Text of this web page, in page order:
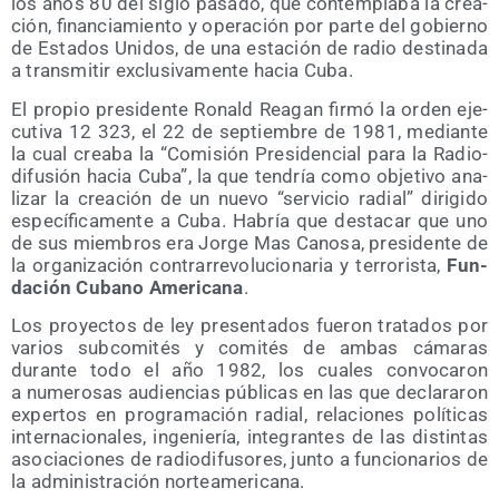
ción, finan­cia­mien­to y ope­ra­ción por par­te del gobierno
de Esta­dos Uni­dos, de una esta­ción de radio des­ti­na­da
a trans­mi­tir exclu­si­va­men­te hacia Cuba.
El pro­pio pre­si­den­te Ronald Reagan fir­mó la orden eje­
cu­ti­va 12 323, el 22 de sep­tiem­bre de 1981, median­te
la cual crea­ba la “Comi­sión Pre­si­den­cial para la Radio­
di­fu­sión hacia Cuba”, la que ten­dría como obje­ti­vo ana­
li­zar la crea­ción de un nue­vo “ser­vi­cio radial” diri­gi­do
espe­cí­fi­ca­men­te a Cuba. Habría que des­ta­car que uno
de sus miem­bros era Jor­ge Mas Cano­sa, pre­si­den­te de
la orga­ni­za­ción con­tra­rre­vo­lu­cio­na­ria y terro­ris­ta, Fun­
da­ción Cubano Ame­ri­ca­na.
Los pro­yec­tos de ley pre­sen­ta­dos fue­ron tra­ta­dos por
varios sub­co­mi­tés y comi­tés de ambas cáma­ras
duran­te todo el año 1982, los cua­les con­vo­ca­ron
a nume­ro­sas audien­cias públi­cas en las que decla­ra­ron
exper­tos en pro­gra­ma­ción radial, rela­cio­nes polí­ti­cas
inter­na­cio­na­les, inge­nie­ría, inte­gran­tes de las dis­tin­tas
aso­cia­cio­nes de radio­di­fu­so­res, jun­to a fun­cio­na­rios de
la admi­nis­tra­ción norteamericana.